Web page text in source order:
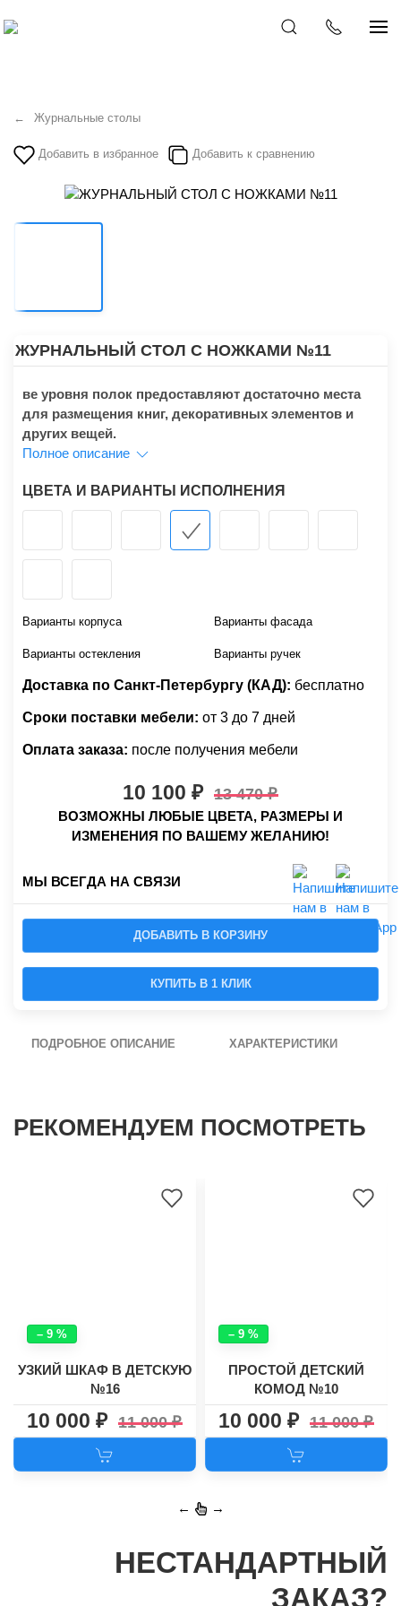
Журнальные столы
Добавить в избранное Добавить к сравнению
ЖУРНАЛЬНЫЙ СТОЛ С НОЖКАМИ №11
ве уровня полок предоставляют достаточно места
для размещения книг, декоративных элементов и
других вещей.
Полное описание
ЦВЕТА И ВАРИАНТЫ ИСПОЛНЕНИЯ
Варианты корпуса Варианты фасада
Варианты остекления Варианты ручек
Доставка по Санкт-Петербургу (КАД): бесплатно
Сроки поставки мебели: от 3 до 7 дней
Оплата заказа: после получения мебели
10 100 13 470
ВОЗМОЖНЫ ЛЮБЫЕ ЦВЕТА, РАЗМЕРЫ И
ИЗМЕНЕНИЯ ПО ВАШЕМУ ЖЕЛАНИЮ!
МЫ ВСЕГДА НА СВЯЗИ
ДОБАВИТЬ В КОРЗИНУ
КУПИТЬ В 1 КЛИК
ПОДРОБНОЕ ОПИСАНИЕ ХАРАКТЕРИСТИКИ
РЕКОМЕНДУЕМ ПОСМОТРЕТЬ
– 9 %
УЗКИЙ ШКАФ В ДЕТСКУЮ
№16
10 000 11 000
– 9 %
ПРОСТОЙ ДЕТСКИЙ
КОМОД №10
10 000 11 000
← →
НЕСТАНДАРТНЫЙ
ЗАКАЗ?